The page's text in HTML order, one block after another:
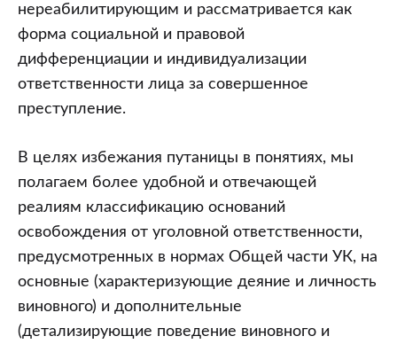
нереабилитирующим и рассматривается как
форма социальной и правовой
дифференциации и индивидуализации
ответственности лица за совершенное
преступление.
В целях избежания путаницы в понятиях, мы
полагаем более удобной и отвечающей
реалиям классификацию оснований
освобождения от уголовной ответственности,
предусмотренных в нормах Общей части УК, на
основные (характеризующие деяние и личность
виновного) и дополнительные
(детализирующие поведение виновного и